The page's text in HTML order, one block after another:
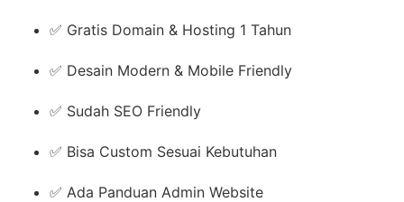
✅ Gratis Domain & Hosting 1 Tahun
✅ Desain Modern & Mobile Friendly
✅ Sudah SEO Friendly
✅ Bisa Custom Sesuai Kebutuhan
✅ Ada Panduan Admin Website